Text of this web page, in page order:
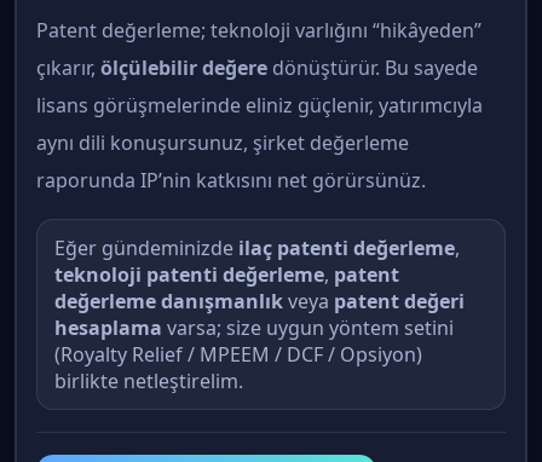
Patent değerleme; teknoloji varlığını “hikâyeden”
çıkarır, ölçülebilir değere dönüştürür. Bu sayede
lisans görüşmelerinde eliniz güçlenir, yatırımcıyla
aynı dili konuşursunuz, şirket değerleme
raporunda IP’nin katkısını net görürsünüz.
Eğer gündeminizde ilaç patenti değerleme,
teknoloji patenti değerleme, patent
değerleme danışmanlıkveya patent değeri
hesaplama varsa; size uygun yöntem setini
(Royalty Relief / MPEEM / DCF / Opsiyon)
birlikte netleştirelim.